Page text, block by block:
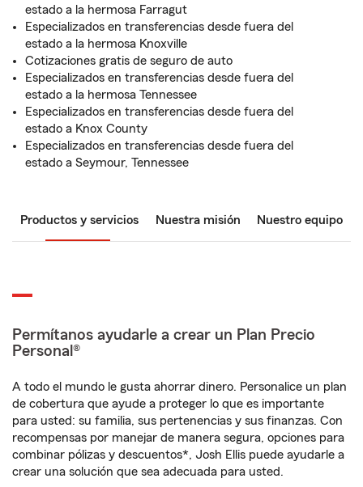
estado a la hermosa Farragut
Especializados en transferencias desde fuera del
estado a la hermosa Knoxville
Cotizaciones gratis de seguro de auto
Especializados en transferencias desde fuera del
estado a la hermosa Tennessee
Especializados en transferencias desde fuera del
estado a Knox County
Especializados en transferencias desde fuera del
estado a Seymour, Tennessee
Productos y servicios Nuestra misión Nuestro equipo
Permítanos ayudarle a crear un Plan Precio
Personal®
A todo el mundo le gusta ahorrar dinero. Personalice un plan
de cobertura que ayude a proteger lo que es importante
para usted: su familia, sus pertenencias y sus finanzas. Con
recompensas por manejar de manera segura, opciones para
combinar pólizas y descuentos*, Josh Ellis puede ayudarle a
crear una solución que sea adecuada para usted.